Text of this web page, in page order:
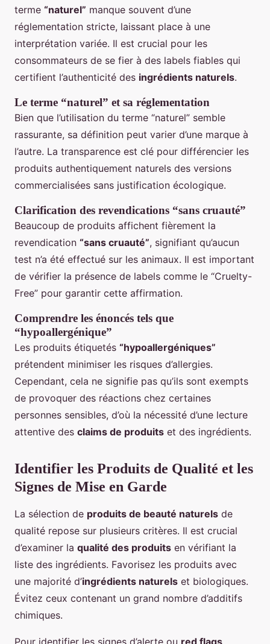
terme “naturel” manque souvent d’une
réglementation stricte, laissant place à une
interprétation variée. Il est crucial pour les
consommateurs de se fier à des labels fiables qui
certifient l’authenticité des ingrédients naturels.
Le terme “naturel” et sa réglementation
Bien que l’utilisation du terme “naturel” semble
rassurante, sa définition peut varier d’une marque à
l’autre. La transparence est clé pour différencier les
produits authentiquement naturels des versions
commercialisées sans justification écologique.
Clarification des revendications “sans cruauté”
Beaucoup de produits affichent fièrement la
revendication “sans cruauté”, signifiant qu’aucun
test n’a été effectué sur les animaux. Il est important
de vérifier la présence de labels comme le “Cruelty-
Free” pour garantir cette affirmation.
Comprendre les énoncés tels que
“hypoallergénique”
Les produits étiquetés “hypoallergéniques”
prétendent minimiser les risques d’allergies.
Cependant, cela ne signifie pas qu’ils sont exempts
de provoquer des réactions chez certaines
personnes sensibles, d’où la nécessité d’une lecture
attentive des claims de produits et des ingrédients.
Identifier les Produits de Qualité et les
Signes de Mise en Garde
La sélection de produits de beauté naturels de
qualité repose sur plusieurs critères. Il est crucial
d’examiner la qualité des produits en vérifiant la
liste des ingrédients. Favorisez les produits avec
une majorité d’ingrédients naturels et biologiques.
Évitez ceux contenant un grand nombre d’additifs
chimiques.